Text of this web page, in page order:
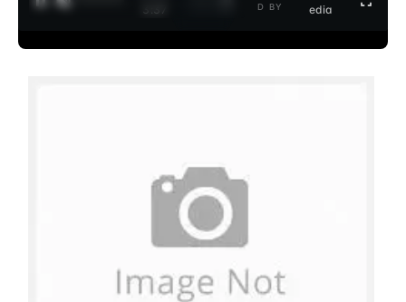
3:37
D BY
edia